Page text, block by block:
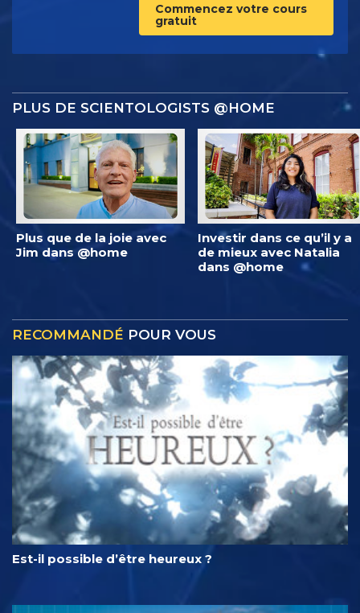
Commencez votre cours
gratuit
PLUS DE SCIENTOLOGISTS @HOME
Plus que de la joie avec
Jim dans @home
Investir dans ce qu’il y a
de mieux avec Natalia
dans @home
RECOMMANDÉ POUR VOUS
Est-il possible d’être heureux ?